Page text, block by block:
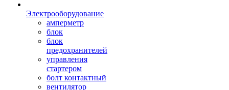
Электрооборудование
амперметр
блок
блок
предохранителей
управления
стартером
болт контактный
вентилятор